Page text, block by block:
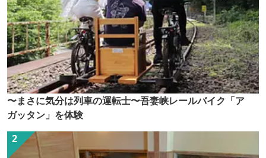
〜まさに気分は列車の運転士〜吾妻峡レールバイク「ア
ガッタン」を体験